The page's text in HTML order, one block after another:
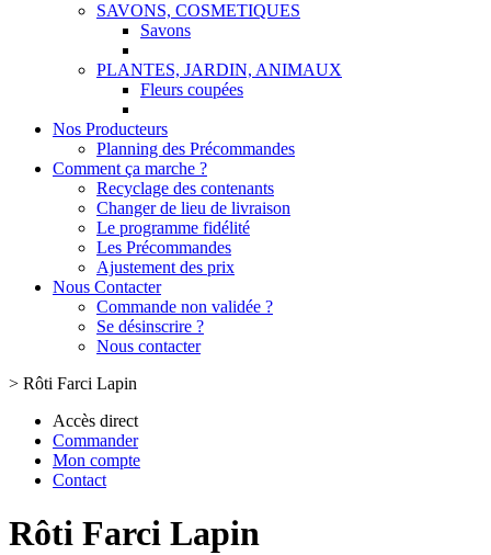
SAVONS, COSMETIQUES
Savons
PLANTES, JARDIN, ANIMAUX
Fleurs coupées
Nos Producteurs
Planning des Précommandes
Comment ça marche ?
Recyclage des contenants
Changer de lieu de livraison
Le programme fidélité
Les Précommandes
Ajustement des prix
Nous Contacter
Commande non validée ?
Se désinscrire ?
Nous contacter
> Rôti Farci Lapin
Accès direct
Commander
Mon compte
Contact
Rôti Farci Lapin